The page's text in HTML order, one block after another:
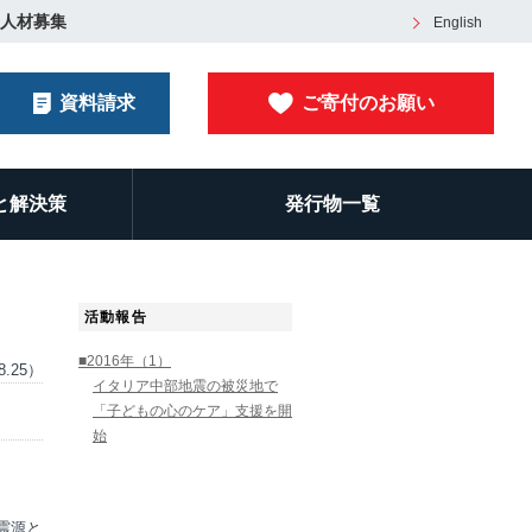
人材募集 English
資料請求 ご寄付のお願い
解決策 発行物一覧
）
源と
活動報告
■2016年（1）
イタリア中部地震の被災地で
「子どもの心のケア」支援を開
始